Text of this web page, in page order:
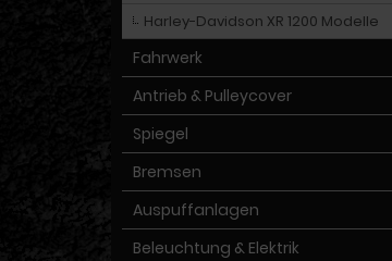
Harley-Davidson XR 1200 Modelle
Fahrwerk
Antrieb & Pulleycover
Spiegel
Bremsen
Auspuffanlagen
Beleuchtung & Elektrik